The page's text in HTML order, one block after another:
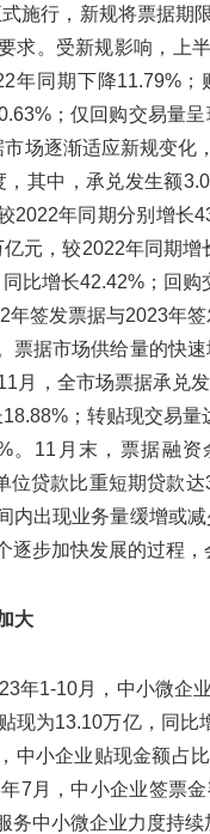
施行，新规将票据期
求。受新规影响，上
年同期下降11.79%
；仅回购交易量
场逐渐适应新规变化
其中，承兑发生额
2022年同期分别增长
元，较2022年同期
比增长42.42%；回
年签发票据与2023年
票据市场供给量的快
月，全市场票据承兑
；转贴现交易
。11月末，票据融
位贷款比重短期贷款
内出现业务量缓增或
逐步加快发展的过程，
大
年1-10月，中小微企
现为13.10万亿，同
中小企业贴现金额占
7月，中小企业签票
务中小微企业力度持续